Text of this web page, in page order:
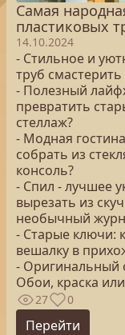
Самая
пластиковых
14.10.2024
- Стильное и
труб
- Полезный
превратить
стеллаж?
- Модная
собрать из
консоль?
- Спил - лучшее
вырезать из
необычный
- Старые ключи:
вешалку в
- Оригинальный
Обои, краска
27 0
Перейти